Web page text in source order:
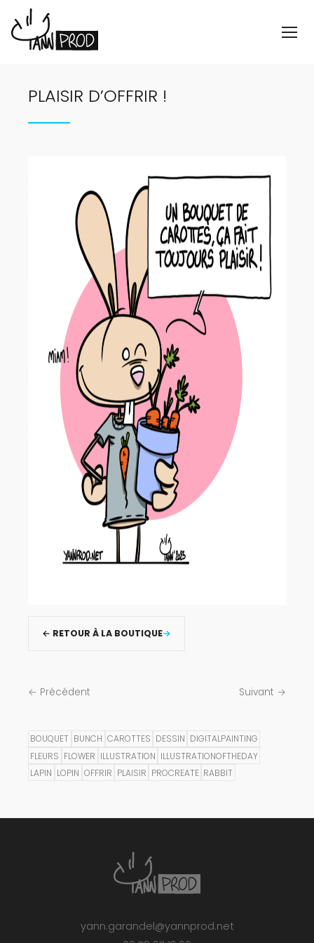
PLAISIR D’OFFRIR !
← RETOUR À LA BOUTIQUE
← Précédent Suivant →
BOUQUET BUNCH CAROTTES DESSIN DIGITALPAINTING
FLEURS FLOWER ILLUSTRATION ILLUSTRATIONOFTHEDAY
LAPIN LOPIN OFFRIR PLAISIR PROCREATE RABBIT
yann.garandel@yannprod.net